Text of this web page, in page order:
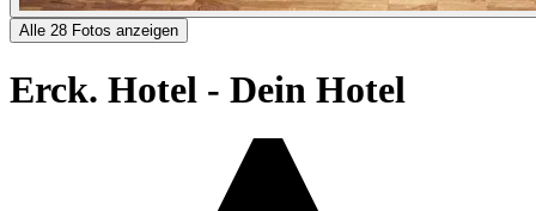
Alle 28 Fotos anzeigen
Erck. Hotel - Dein Hotel